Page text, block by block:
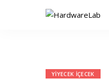
YIYECEK IÇECEK